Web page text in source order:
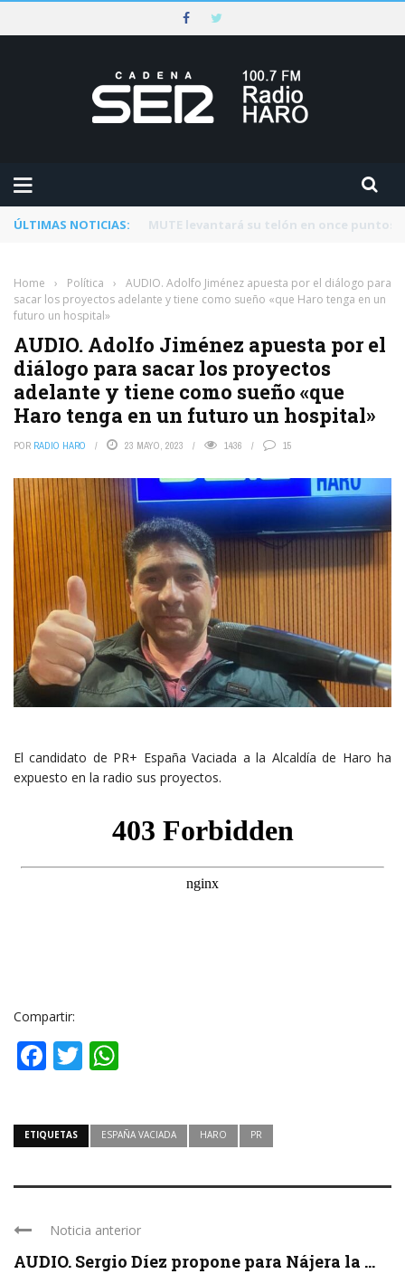
ÚLTIMAS NOTICIAS: Rescatado un ciclista accidentado en un
Home › Política ›
AUDIO. Adolfo Jiménez apuesta por el diálogo para
sacar los proyectos adelante y tiene como sueño «que Haro tenga en un
futuro un hospital»
AUDIO. Adolfo Jiménez apuesta por el
diálogo para sacar los proyectos
adelante y tiene como sueño «que
Haro tenga en un futuro un hospital»
POR RADIO HARO 23 MAYO, 2023 1436 15
El candidato de PR+ España Vaciada a la Alcaldía de Haro ha
expuesto en la radio sus proyectos.
Compartir:
Facebook
Twitter
ETIQUETAS ESPAÑA VACIADA HARO PR
Noticia anterior
AUDIO. Sergio Díez propone para Nájera la ...